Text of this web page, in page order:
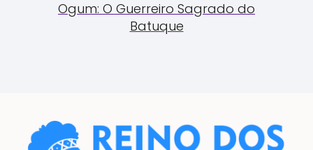
Ogum: O Guerreiro Sagrado do
Batuque